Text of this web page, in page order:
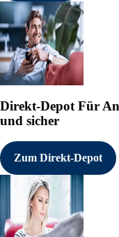
Direkt-Depot Für
und sicher
Zum Direkt-Depot